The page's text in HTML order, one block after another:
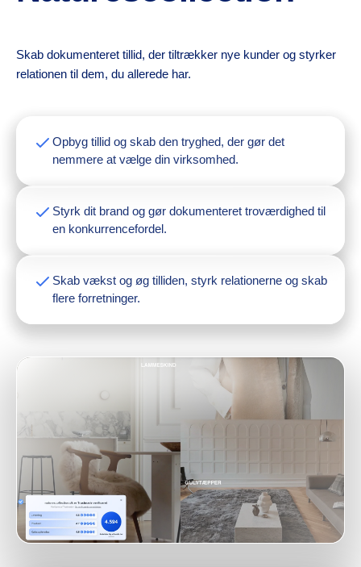
Skab dokumenteret tillid, der tiltrækker nye kunder og styrker
relationen til dem, du allerede har.
Opbyg tillid og skab den tryghed, der gør det
nemmere at vælge din virksomhed.
Styrk dit brand og gør dokumenteret troværdighed til
en konkurrencefordel.
Skab vækst og øg tilliden, styrk relationerne og skab
flere forretninger.